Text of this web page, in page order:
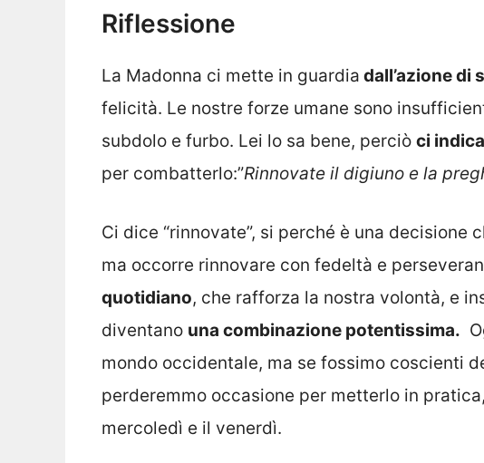
Riflessione
La Madonna ci mette in guardia dall’azione di
felicità. Le nostre forze umane sono
subdolo e furbo. Lei lo sa bene, perciò ci
per combatterlo:”Rinnovate il digiuno e la
Ci dice “rinnovate”, si perché è una decisione
ma occorre rinnovare con fedeltà e
quotidiano, che rafforza la nostra volontà, e
diventano una combinazione potentissima.
mondo occidentale, ma se fossimo coscienti
perderemmo occasione per metterlo in
mercoledì e il venerdì.